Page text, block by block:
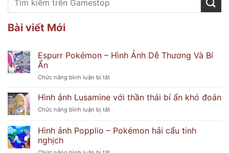
Bài viết Mới
Espurr Pokémon – Hình Ảnh Dễ Thương Và Bí
Ẩn
Chức năng bình luận bị tắtở
Pokémon
–
Hình
Dễ
Hình ảnh Lusamine với thần thái bí ẩn khó đoán
Chức năng bình luận bị tắtở
ảnh
Lusamine
Hình ảnh Popplio – Pokémon hải cẩu tinh
nghịch